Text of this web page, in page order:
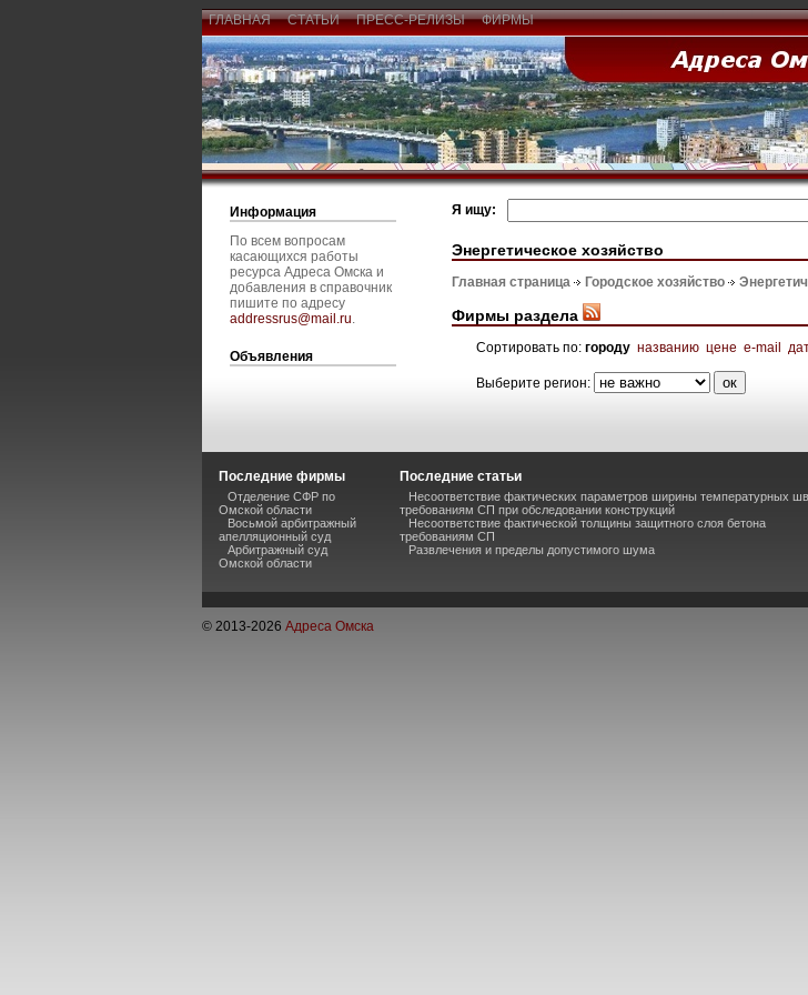
ГЛАВНАЯ СТАТЬИ ПРЕСС-РЕЛИЗЫ ФИРМЫ
Информация
По всем вопросам
касающихся работы
ресурса Адреса Омска и
добавления в справочник
пишите по адресу
addressrus@mail.ru.
Объявления
Я ищу:
Энергетическое хозяйство
Главная страница Городское хозяйство
Фирмы раздела
Сортировать по: городу названию цене e-mail
Выберите регион:
Последние фирмы
Отделение СФР по
Омской области
Восьмой арбитражный
апелляционный суд
Арбитражный суд
Омской области
Последние статьи
Несоответствие фактических параметров ширины температурных
требованиям СП при обследовании конструкций
Несоответствие фактической толщины защитного слоя бетона
требованиям СП
Развлечения и пределы допустимого шума
© 2013-2026 Адреса Омска